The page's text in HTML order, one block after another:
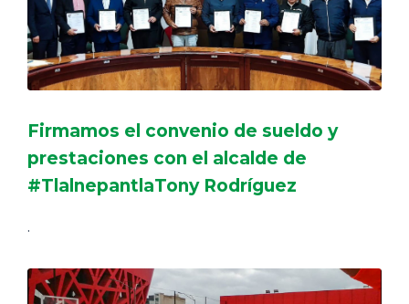
Firmamos el convenio de sueldo y
prestaciones con el alcalde de
#TlalnepantlaTony Rodríguez
.